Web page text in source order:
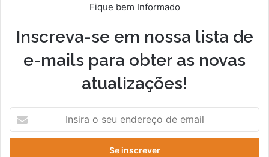
Fique bem Informado
Inscreva-se em nossa lista de
e-mails para obter as novas
atualizações!
Insira
seu